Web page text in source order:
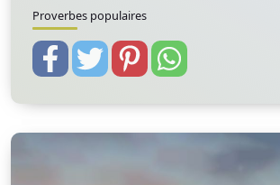
Proverbes populaires